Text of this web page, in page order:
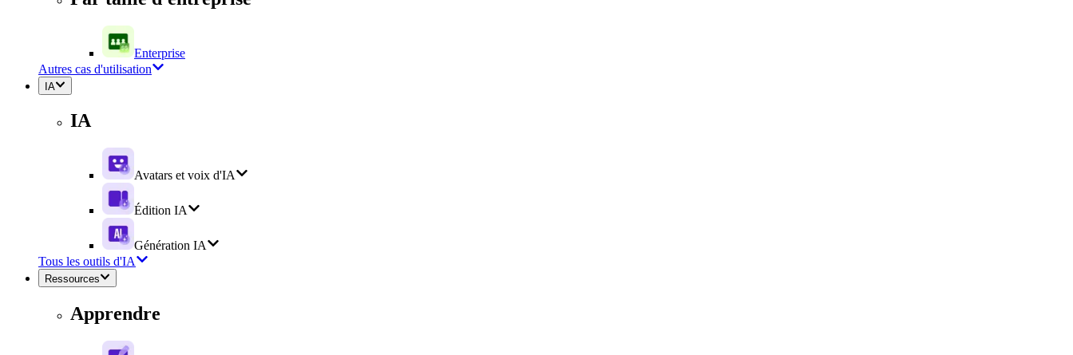
Enterprise
Autres cas d'utilisation
IA
IA
Avatars et voix d'IA
Édition IA
Génération IA
Tous les outils d'IA
Ressources
Apprendre